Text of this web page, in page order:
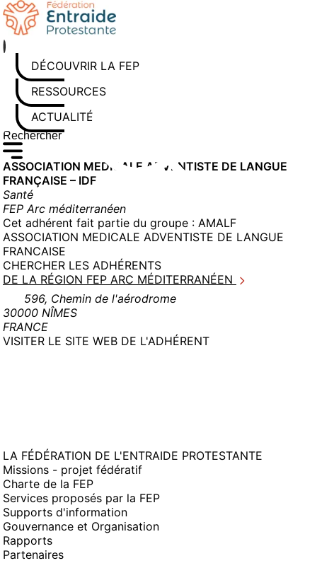
Aller
au
contenu
DÉCOUVRIR LA FEP
RESSOURCES
ACTUALITÉS
Rechercher sur le site
Saisissez au moins 3 caractères pour lancer la recherche
ASSOCIATION MEDICALE ADVENTISTE DE LANGUE
FRANÇAISE – IDF
Santé
FEP Arc méditerranéen
Cet adhérent fait partie du groupe : AMALF
ASSOCIATION MEDICALE ADVENTISTE DE LANGUE
FRANCAISE
CHERCHER LES ADHÉRENTS
DE LA RÉGION FEP ARC MÉDITERRANÉEN
596, Chemin de l'aérodrome
30000 NÎMES
FRANCE
VISITER LE SITE WEB DE L'ADHÉRENT(NOUVELLE
LA FÉDÉRATION DE L'ENTRAIDE PROTESTANTE
Missions - projet fédératif
Charte de la FEP
Services proposés par la FEP
Supports d'information
Gouvernance et Organisation
Rapports
Partenaires